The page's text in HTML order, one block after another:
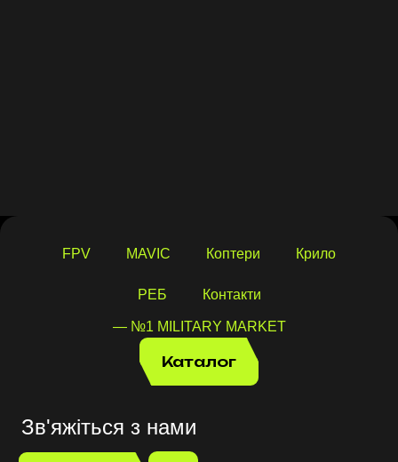
FPV MAVIC Коптери Крило
РЕБ Контакти
— №1 MILITARY MARKET
Каталог
Зв'яжіться з нами